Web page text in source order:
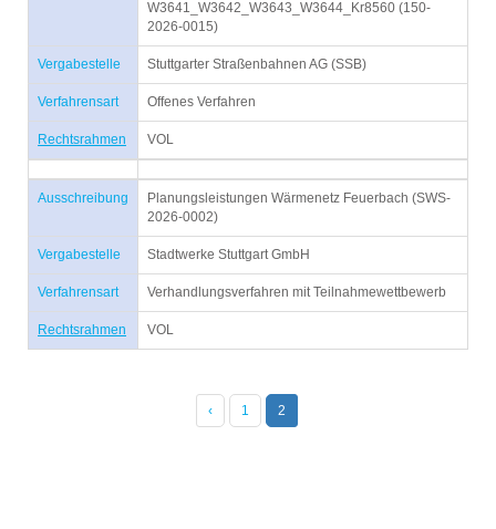
W3641_W3642_W3643_W3644_Kr8560 (150-
2026-0015)
Vergabestelle Stuttgarter Straßenbahnen AG (SSB)
Verfahrensart Offenes Verfahren
Rechtsrahmen VOL
Ausschreibung
Planungsleistungen Wärmenetz Feuerbach (SWS-
2026-0002)
Vergabestelle Stadtwerke Stuttgart GmbH
Verfahrensart Verhandlungsverfahren mit Teilnahmewettbewerb
Rechtsrahmen VOL
‹ 1 2